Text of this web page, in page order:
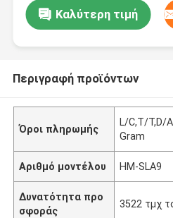
Καλύτερη τιμή
Περιγραφή προϊόντων
Όροι πληρωμής
L/C,T/T,D/
Gram
Αριθμό μοντέλου HM-SLA9
Δυνατότητα προ
σφοράς
3522 τμχ